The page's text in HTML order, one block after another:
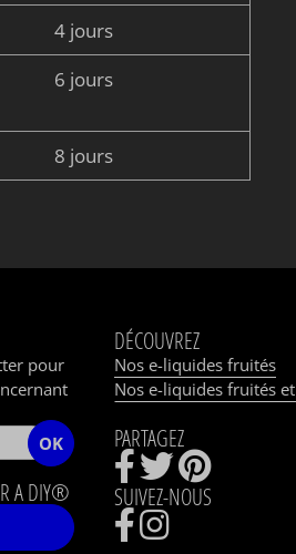
4 jours
6 jours
8 jours
pour
OK
A DIY®
DÉCOUVREZ
Nos e-liquides fruités
Nos e-liquides fruités
PARTAGEZ
SUIVEZ-NOUS